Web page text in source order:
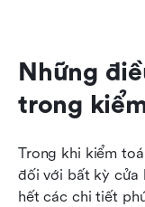
Những
trong
Trong khi kiểm
đối với bất kỳ cửa
hết các chi tiết